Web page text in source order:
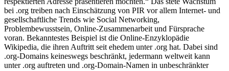
bei .org treiben nach Einschätzung von PIR vor allem Internet- und
gesellschaftliche Trends wie Social Networking,
Problembewusstsein, Online-Zusammenarbeit und Fürsprache
voran. Bekanntestes Beispiel ist die Online-Enzyklopädie
Wikipedia, die ihren Auftritt seit ehedem unter .org hat. Dabei sind
.org-Domains keineswegs beschränkt, jedermann weltweit kann
unter .org auftreten und .org-Domain-Namen in unbeschränkter